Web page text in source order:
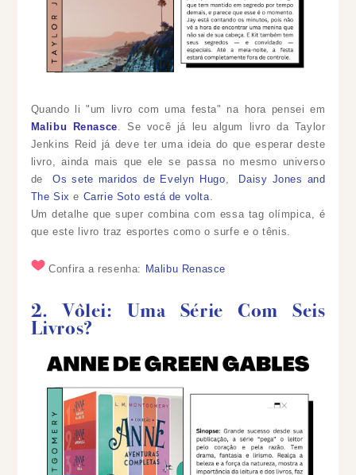
Quando li "um livro com uma festa" na hora pensei em
Malibu Renasce. Se você já leu algum livro da Taylor
Jenkins Reid já deve ter uma ideia do que esperar deste
livro, ainda mais que ele se passa no mesmo universo
de
Os sete maridos de Evelyn Hugo,
Daisy Jones and
The Six e Carrie Soto está de volta.
Um detalhe que super combina com essa tag olímpica, é
que este livro traz esportes como o surfe e o tênis.
Confira a resenha: Malibu Renasce
2. Vôlei: Uma Série Com Seis
Livros?